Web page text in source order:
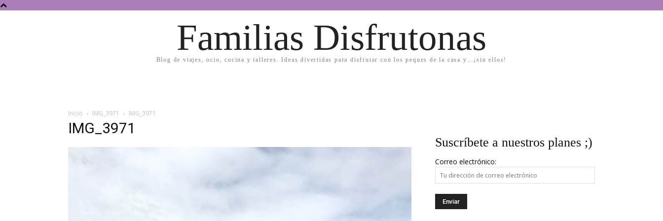
Familias Disfrutonas
Blog de viajes, ocio, cocina y talleres. Ideas divertidas para disfrutar con los peques de la casa y…¡sin ellos!
Inicio IMG_3971 IMG_3971
IMG_3971
Suscríbete a nuestros planes ;)
Correo electrónico: